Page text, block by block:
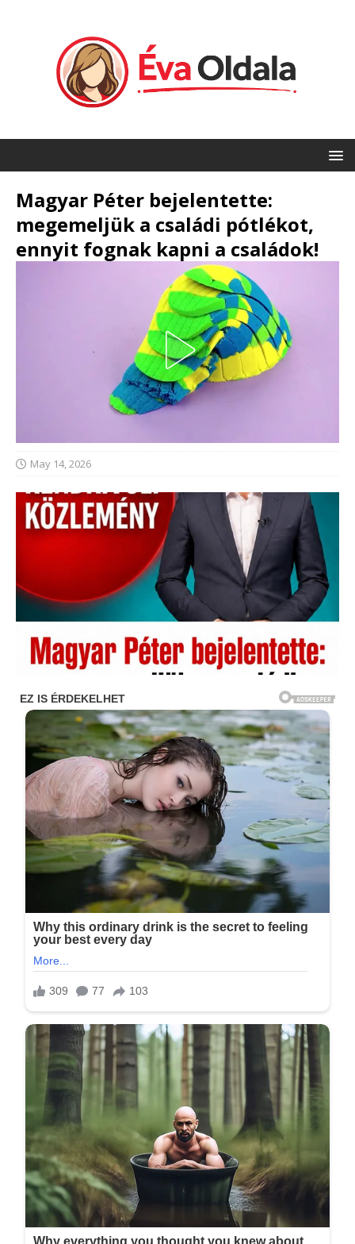
Magyar Péter bejelentette:
megemeljük a családi pótlékot,
ennyit fognak kapni a családok!
May 14, 2026